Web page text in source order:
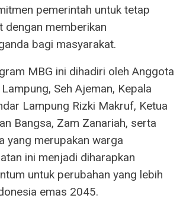
pemerintah untuk tetap
dengan memberikan
bagi masyarakat.
MBG ini dihadiri oleh Anggota
Seh Ajeman, Kepala
Lampung Rizki Makruf, Ketua
Bangsa, Zam Zanariah, serta
yang merupakan warga
ini menjadi diharapkan
untuk perubahan yang lebih
emas 2045.